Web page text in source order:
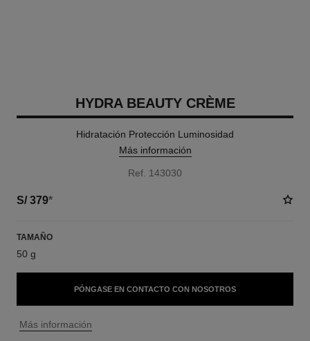
HYDRA BEAUTY CRÈME
Hidratación Protección Luminosidad
Más información
Ref. 143030
S/ 379*
TAMAÑO
50 g
PÓNGASE EN CONTACTO CON NOSOTROS
↩
Más información